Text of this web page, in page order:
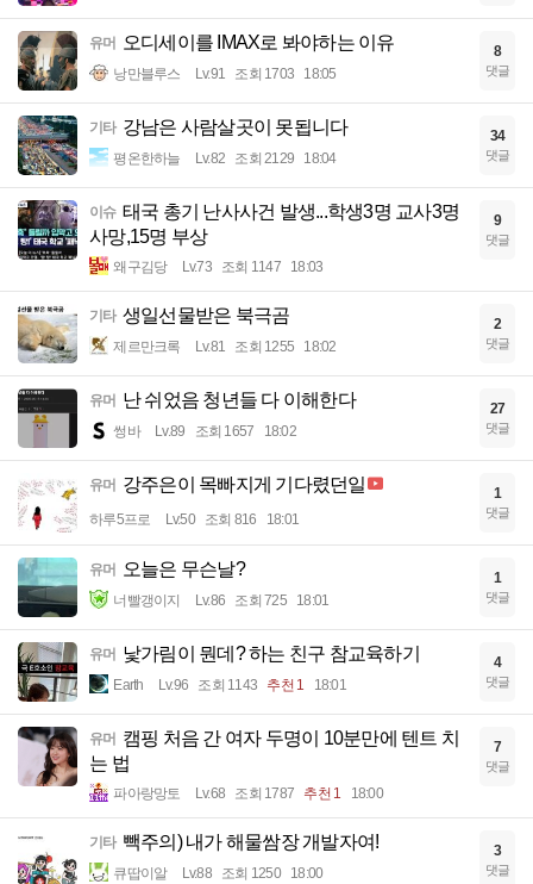
유머 오디세이를 IMAX로 봐야하는 이유
낭만블루스 Lv.91 조회 1703 18:05
8
댓글
기타 강남은 사람살곳이 못됩니다
평온한하늘 Lv.82 조회 2129 18:04
34
댓글
이슈 태국 총기 난사사건 발생...학생3명 교사3명
사망,15명 부상
왜구김당 Lv.73 조회 1147 18:03
9
댓글
기타 생일선물받은 북극곰
제르만크록 Lv.81 조회 1255 18:02
2
댓글
유머 난 쉬었음 청년들 다 이해한다
썽바 Lv.89 조회 1657 18:02
27
댓글
유머 강주은이 목빠지게 기다렸던일
하루5프로 Lv.50 조회 816 18:01
1
댓글
유머 오늘은 무슨날?
너빨갱이지 Lv.86 조회 725 18:01
1
댓글
유머 낯가림이 뭔데? 하는 친구 참교육하기
Earth Lv.96 조회 1143 추천 1 18:01
4
댓글
유머 캠핑 처음 간 여자 두명이 10분만에 텐트 치
는 법
파아랑망토 Lv.68 조회 1787 추천 1 18:00
7
댓글
기타 빽주의) 내가 해물쌈장 개발자여!
큐땁이알 Lv.88 조회 1250 18:00
3
댓글